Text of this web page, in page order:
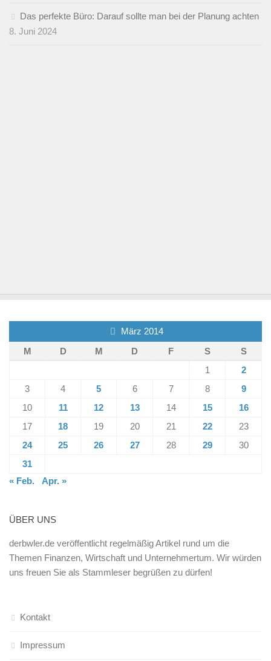
Das perfekte Büro: Darauf sollte man bei der Planung achten
8. Juni 2024
März 2014
M
D M D F S
S
1
2
3
4 5 6 7 8
9
10
11 12 13 14 15
16
17
18 19 20 21 22
23
24
25 26 27 28 29
30
31
« Feb.
Apr. »
ÜBER UNS
derbwler.de veröffentlicht regelmäßig Artikel rund um die
Themen Finanzen, Wirtschaft und Unternehmertum. Wir würden
uns freuen Sie als Stammleser begrüßen zu dürfen!
Kontakt
Impressum